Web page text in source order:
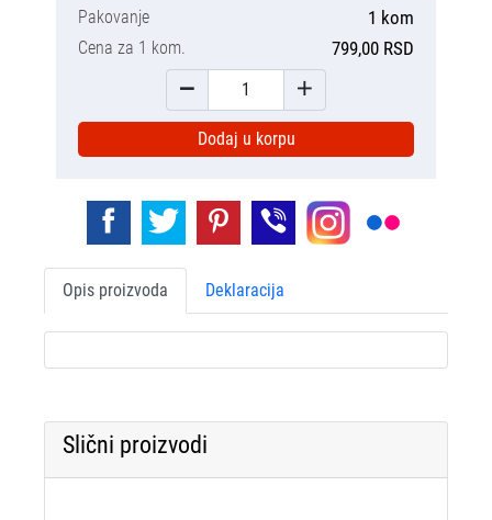
Pakovanje 1 kom
Cena za 1 kom. 799,00 RSD
Dodaj u korpu
Opis proizvoda Deklaracija
Slični proizvodi